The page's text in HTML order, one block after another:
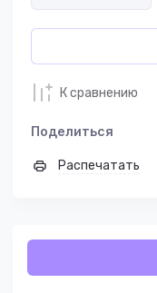
К сравнению
Поделиться
Распечатать